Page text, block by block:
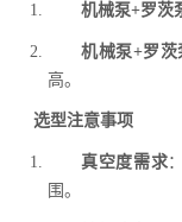
机械泵+罗茨
机械泵+罗茨
高。
选型注意事项
真空度需求
围。